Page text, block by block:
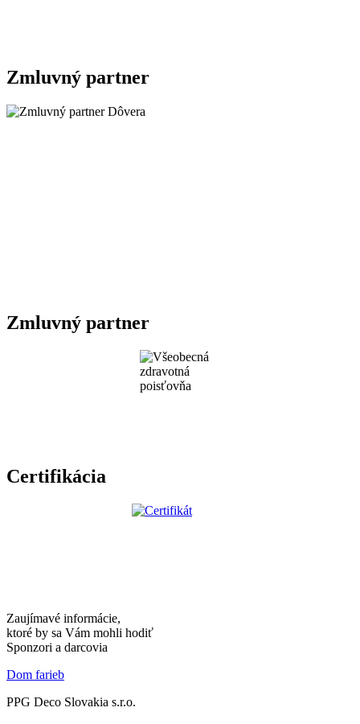
Zmluvný partner
Zmluvný partner
Certifikácia
Zaujímavé informácie,
ktoré by sa Vám mohli hodiť
Sponzori a darcovia
Dom farieb
PPG Deco Slovakia s.r.o.